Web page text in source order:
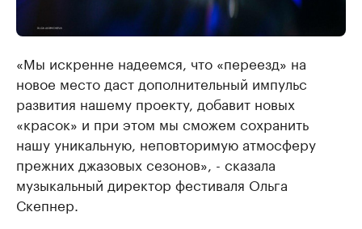
«Мы искренне надеемся, что «переезд» на
новое место даст дополнительный импульс
развития нашему проекту, добавит новых
«красок» и при этом мы сможем сохранить
нашу уникальную, неповторимую атмосферу
прежних джазовых сезонов», - сказала
музыкальный директор фестиваля Ольга
Скепнер.